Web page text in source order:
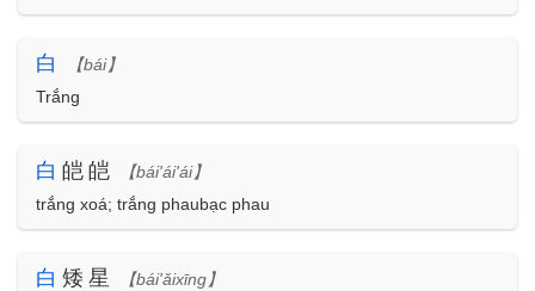
白
【bái】
Trắng
白 皑皑
【bái'ái'ái】
trắng xoá; trắng phaubạc phau
白 矮星
【bái'ǎixīng】